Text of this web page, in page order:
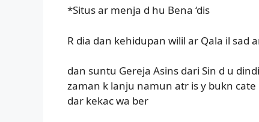
*Situs ar menja d hu Bena ‘dis
R dia dan kehidupan wilil ar Qala il sad
dan suntu Gereja Asins dari Sin d u
zaman k lanju namun atr is y bukn
dar kekac wa ber